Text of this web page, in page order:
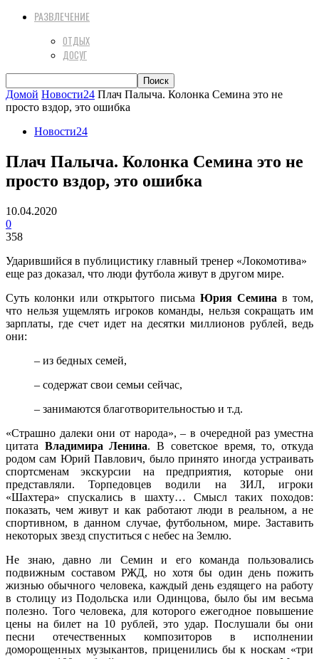
РАЗВЛЕЧЕНИЕ
ОТДЫХ
ДОСУГ
Домой Новости24 Плач Палыча. Колонка Семина это не
просто вздор, это ошибка
Новости24
Плач Палыча. Колонка Семина это не
просто вздор, это ошибка
10.04.2020
0
358
Ударившийся в публицистику главный тренер «Локомотива»
еще раз доказал, что люди футбола живут в другом мире.
Суть колонки или открытого письма Юрия Семина в том,
что нельзя ущемлять игроков команды, нельзя сокращать им
зарплаты, где счет идет на десятки миллионов рублей, ведь
они:
– из бедных семей,
– содержат свои семьи сейчас,
– занимаются благотворительностью и т.д.
«Страшно далеки они от народа», – в очередной раз уместна
цитата Владимира Ленина. В советское время, то, откуда
родом сам Юрий Павлович, было принято иногда устраивать
спортсменам экскурсии на предприятия, которые они
представляли. Торпедовцев водили на ЗИЛ, игроки
«Шахтера» спускались в шахту… Смысл таких походов:
показать, чем живут и как работают люди в реальном, а не
спортивном, в данном случае, футбольном, мире. Заставить
некоторых звезд спуститься с небес на Землю.
Не знаю, давно ли Семин и его команда пользовались
подвижным составом РЖД, но хотя бы один день пожить
жизнью обычного человека, каждый день ездящего на работу
в столицу из Подольска или Одинцова, было бы им весьма
полезно. Того человека, для которого ежегодное повышение
цены на билет на 10 рублей, это удар. Послушали бы они
песни отечественных композиторов в исполнении
доморощенных музыкантов, приценились бы к носкам «три